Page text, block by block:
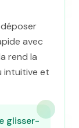
avec
rend la
intuitive et
glisser-